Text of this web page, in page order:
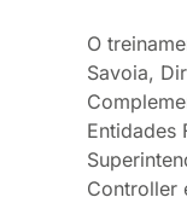
O
Savoia,
Entidades
Controller